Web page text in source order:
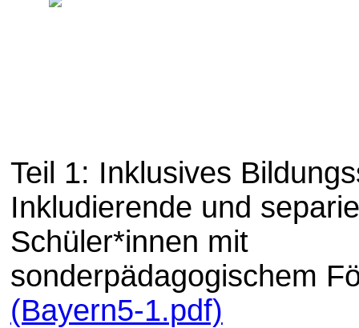
Teil 1: Inklusives
Inkludierende und
Schüler*innen mit
sonderpädagogischem
(Bayern5-1.pdf)